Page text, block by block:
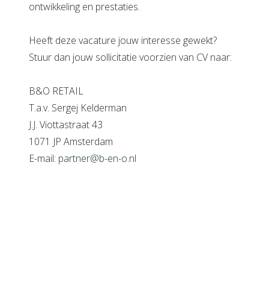
ontwikkeling en prestaties.
Heeft deze vacature jouw interesse gewekt?
Stuur dan jouw sollicitatie voorzien van CV naar:
B&O RETAIL
T.a.v. Sergej Kelderman
J.J. Viottastraat 43
1071 JP Amsterdam
E-mail: partner@b-en-o.nl